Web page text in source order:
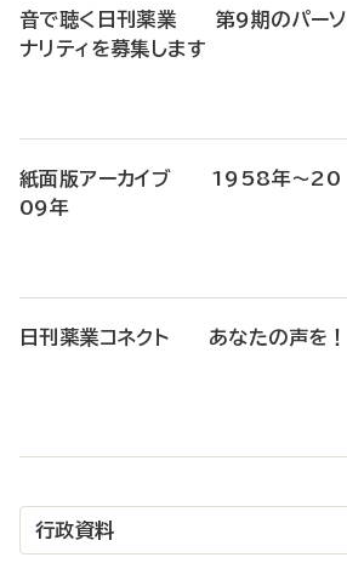
音で聴く日刊薬業 第9期のパーソ
ナリティを募集します
紙面版アーカイブ 1958年～20
09年
日刊薬業コネクト あなたの声を！
行政資料